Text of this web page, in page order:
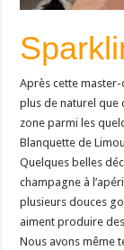
Après cette
plus de naturel que
zone parmi les
Blanquette de
Quelques belles
champagne à
plusieurs douces
aiment produire
Nous avons même